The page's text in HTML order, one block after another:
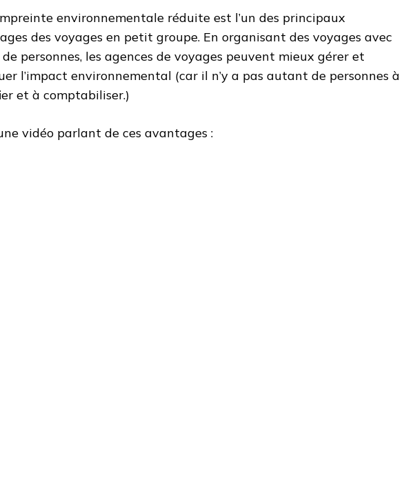
environnementale réduite est l’un des principaux
des voyages en petit groupe. En organisant des voyages avec
de personnes, les agences de voyages peuvent mieux gérer et
l’impact environnemental (car il n’y a pas autant de personnes à
et à comptabiliser.)
vidéo parlant de ces avantages :